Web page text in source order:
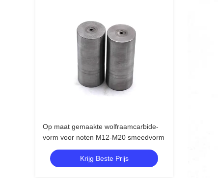
Op maat gemaakte wolfraamcarbide-
vorm voor noten M12-M20 smeedvorm
Krijg Beste Prijs